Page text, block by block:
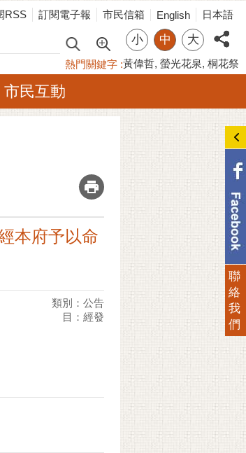
RSS 訂閱電子報 市民信箱 English 日本語
小 中 大
熱門關鍵字 黃偉哲 螢光花泉 桐花祭
市民互動
_
本府予以命
類別：公告
目：經發
聯
絡
我
們